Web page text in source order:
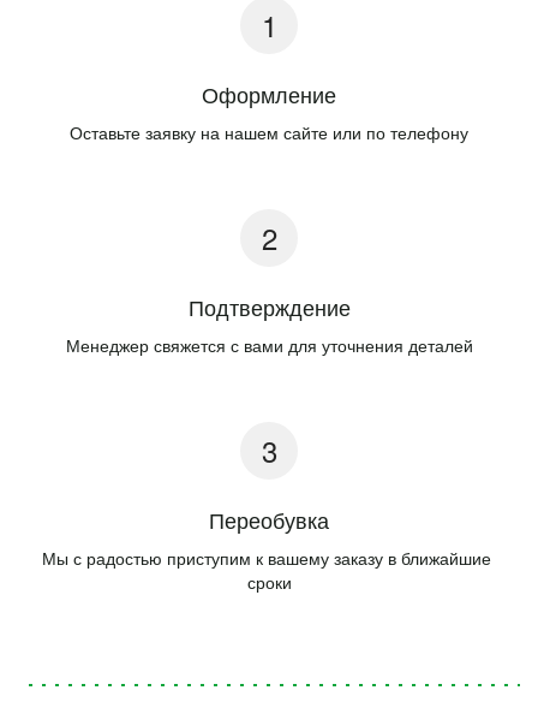
Оформление
Оставьте заявку на нашем сайте или по телефону
Подтверждение
Менеджер свяжется с вами для уточнения деталей
Переобувка
Мы с радостью приступим к вашему заказу в ближайшие
сроки